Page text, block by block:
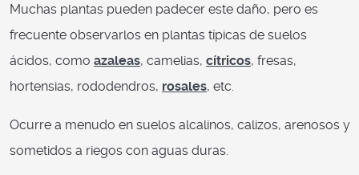
Muchas plantas pueden padecer este daño, pero es
frecuente observarlos en plantas típicas de suelos
ácidos, como azaleas, camelias, cítricos, fresas,
hortensias, rododendros, rosales, etc.
Ocurre a menudo en suelos alcalinos, calizos, arenosos y
sometidos a riegos con aguas duras.